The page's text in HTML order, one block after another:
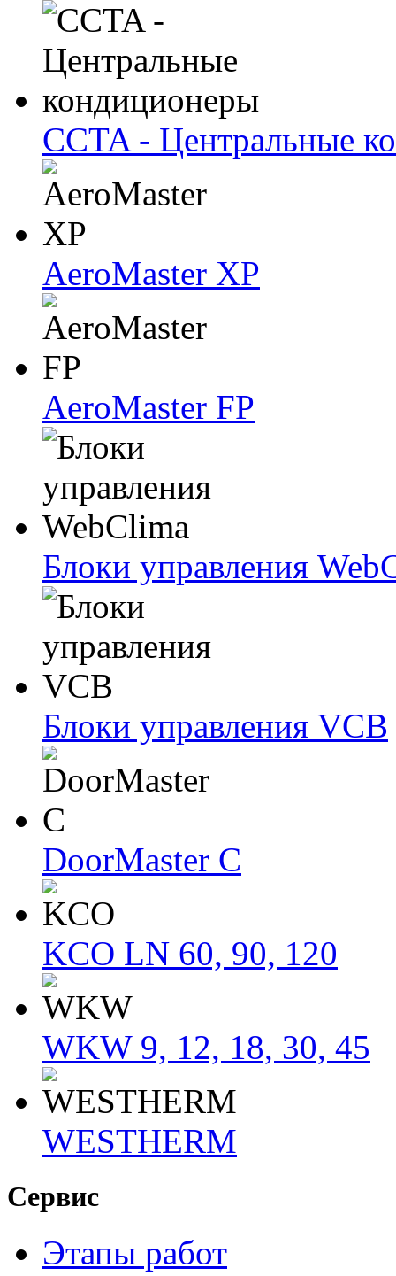
CCTA - Центральные
AeroMaster XP
AeroMaster FP
Блоки упрaвлeния
Блоки упрaвлeния VCB
DoorMaster C
KCO LN 60, 90, 120
WKW 9, 12, 18, 30, 45
WESTHERM
Сервис
Этапы работ